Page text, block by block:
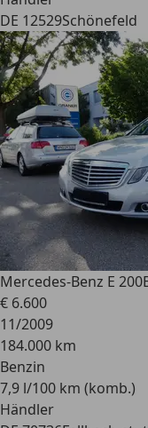
DE 12529Schönefeld
Mercedes-Benz E 200
€ 6.600
11/2009
184.000 km
Benzin
7,9 l/100 km (komb.)
Händler